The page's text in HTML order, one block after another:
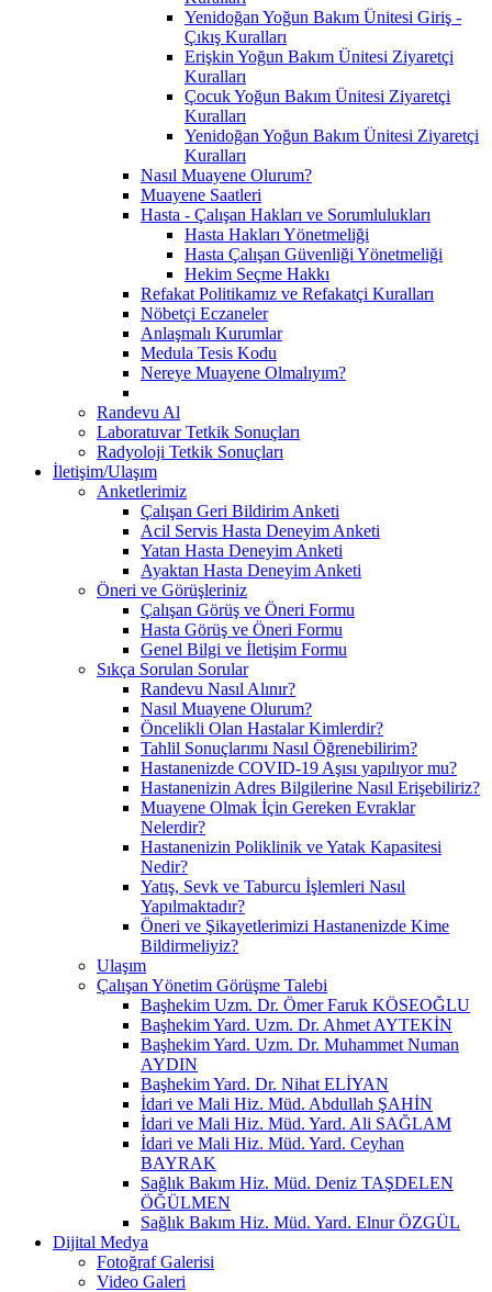
Yenidoğan Yoğun Bakım Ünitesi Giriş -
Çıkış Kuralları
Erişkin Yoğun Bakım Ünitesi Ziyaretçi
Kuralları
Çocuk Yoğun Bakım Ünitesi Ziyaretçi
Kuralları
Yenidoğan Yoğun Bakım Ünitesi Ziyaretçi
Kuralları
Nasıl Muayene Olurum?
Muayene Saatleri
Hasta - Çalışan Hakları ve Sorumlulukları
Hasta Hakları Yönetmeliği
Hasta Çalışan Güvenliği Yönetmeliği
Hekim Seçme Hakkı
Refakat Politikamız ve Refakatçi Kuralları
Nöbetçi Eczaneler
Anlaşmalı Kurumlar
Medula Tesis Kodu
Nereye Muayene Olmalıyım?
Randevu Al
Laboratuvar Tetkik Sonuçları
Radyoloji Tetkik Sonuçları
İletişim/Ulaşım
Anketlerimiz
Çalışan Geri Bildirim Anketi
Acil Servis Hasta Deneyim Anketi
Yatan Hasta Deneyim Anketi
Ayaktan Hasta Deneyim Anketi
Öneri ve Görüşleriniz
Çalışan Görüş ve Öneri Formu
Hasta Görüş ve Öneri Formu
Genel Bilgi ve İletişim Formu
Sıkça Sorulan Sorular
Randevu Nasıl Alınır?
Nasıl Muayene Olurum?
Öncelikli Olan Hastalar Kimlerdir?
Tahlil Sonuçlarımı Nasıl Öğrenebilirim?
Hastanenizde COVID-19 Aşısı yapılıyor mu?
Hastanenizin Adres Bilgilerine Nasıl Erişebiliriz?
Muayene Olmak İçin Gereken Evraklar
Nelerdir?
Hastanenizin Poliklinik ve Yatak Kapasitesi
Nedir?
Yatış, Sevk ve Taburcu İşlemleri Nasıl
Yapılmaktadır?
Öneri ve Şikayetlerimizi Hastanenizde Kime
Bildirmeliyiz?
Ulaşım
Çalışan Yönetim Görüşme Talebi
Başhekim Uzm. Dr. Ömer Faruk KÖSEOĞLU
Başhekim Yard. Uzm. Dr. Ahmet AYTEKİN
Başhekim Yard. Uzm. Dr. Muhammet Numan
AYDIN
Başhekim Yard. Dr. Nihat ELİYAN
İdari ve Mali Hiz. Müd. Abdullah ŞAHİN
İdari ve Mali Hiz. Müd. Yard. Ali SAĞLAM
İdari ve Mali Hiz. Müd. Yard. Ceyhan
BAYRAK
Sağlık Bakım Hiz. Müd. Deniz TAŞDELEN
ÖĞÜLMEN
Sağlık Bakım Hiz. Müd. Yard. Elnur ÖZGÜL
Dijital Medya
Fotoğraf Galerisi
Video Galeri